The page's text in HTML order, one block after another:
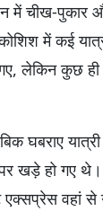
में चीख-पुकार
में कई
लेकिन कुछ ही
घबराए
खड़े हो गए थे।
एक्सप्रेस वहां